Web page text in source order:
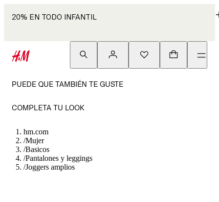
20% EN TODO INFANTIL
PUEDE QUE TAMBIÉN TE GUSTE
COMPLETA TU LOOK
hm.com
/Mujer
/Basicos
/Pantalones y leggings
/Joggers amplios